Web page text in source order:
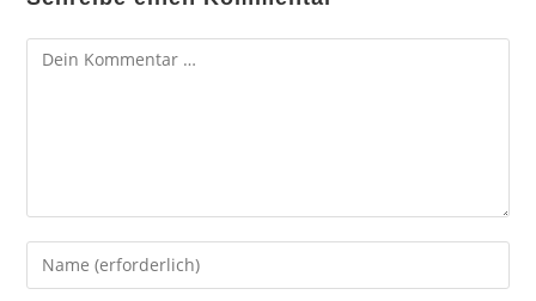
Kommentar
Gib
deinen